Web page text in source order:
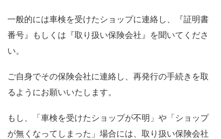
一般的には車検を受けたショップに連絡し、『証明書
番号』もしくは『取り扱い保険会社』を聞いてくださ
い。
ご自身でその保険会社に連絡し、再発行の手続きを取
るようにお願いいたします。
もし、「車検を受けたショップが不明」や「ショップ
が無くなってしまった」場合には、取り扱い保険会社